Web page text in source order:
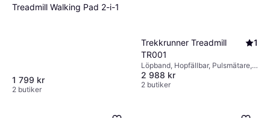
Treadmill Walking Pad 2-i-1
1 799 kr
2 butiker
Trekkrunner Treadmill
TR001
1
Löpband, Hopfällbar, Pulsmätare,
Display, Transporthjul
2 988 kr
2 butiker